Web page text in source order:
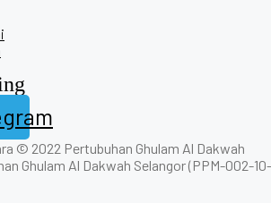
© 2022 Pertubuhan Ghulam Al Dakwah
Ghulam Al Dakwah Selangor (PPM-002-10-